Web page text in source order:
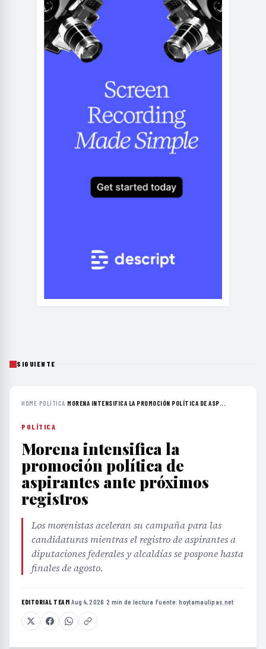
SIGUIENTE
HOME›POLÍTICA›MORENA INTENSIFICA LA PROMOCIÓN POLÍTICA DE ASP...
POLÍTICA
Morena intensifica la
promoción política de
aspirantes ante próximos
registros
Los morenistas aceleran su campaña para las
candidaturas mientras el registro de aspirantes a
diputaciones federales y alcaldías se pospone hasta
finales de agosto.
EDITORIAL TEAM·Aug 4, 2026 ·2 min de lectura ·Fuente:hoytamaulipas.net